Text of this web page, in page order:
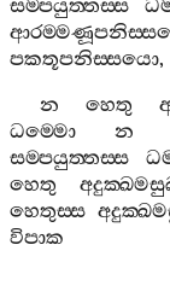
සම‍්පයුත‍්තස‍්ස
පකතූපනිස‍්සයො,
න
හෙතු
ධම‍්මො
න
සම‍්පයුත‍්තස‍්ස
හෙතු
හෙතුස‍්ස
විපාක